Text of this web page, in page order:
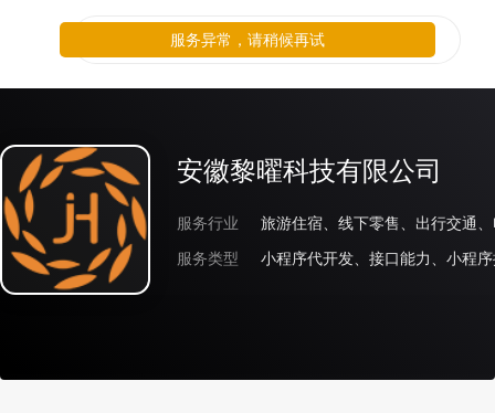
安徽黎曜科技有限公司
服务行业
旅游住宿、线下零售、出行交通
服务类型
服务异常，请稍候再试